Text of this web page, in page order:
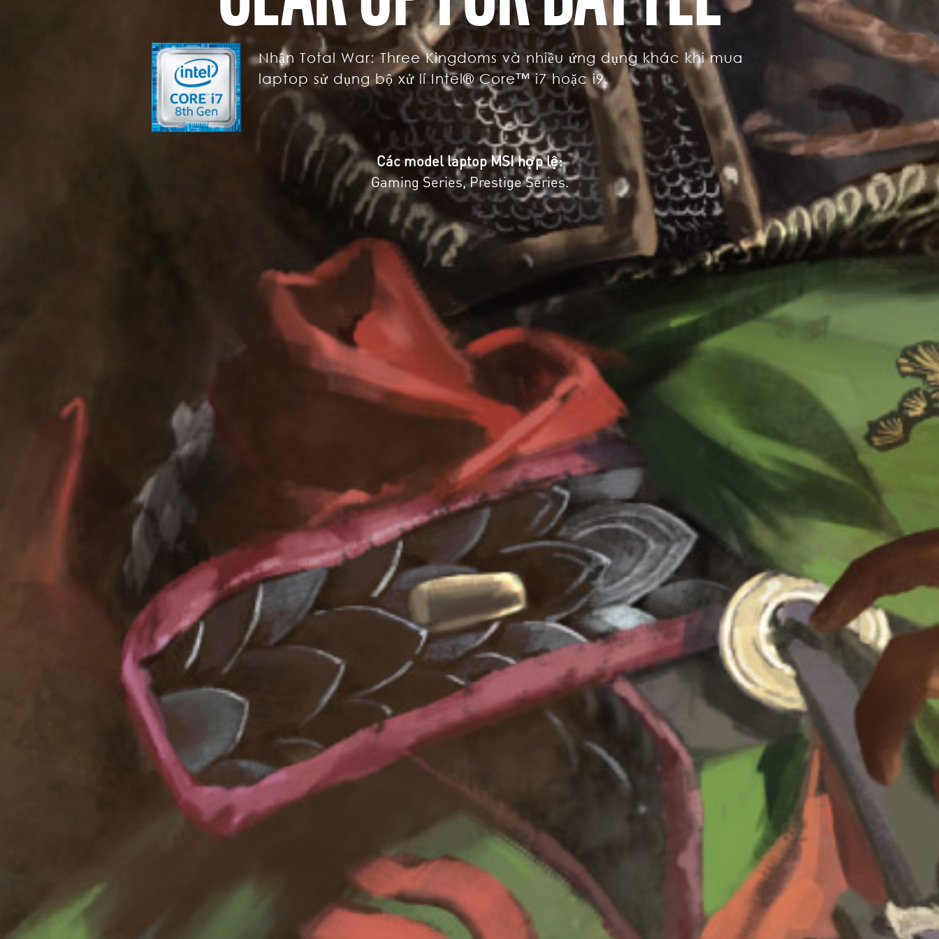
Nhận Total War: Three Kingdoms và nhiều ứng dụng khác khi mua
laptop sử dụng bộ xử lí Intel® Core™ i7 hoặc i9.
Các model laptop MSI hợp lệ:
Gaming Series, Prestige Series.